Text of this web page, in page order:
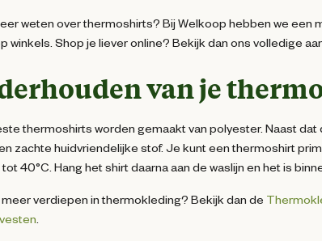
weten over thermoshirts? Bij Welkoop hebben we een
winkels. Shop je liever online? Bekijk dan ons volledige
van je
thermoshirts worden gemaakt van polyester. Naast
zachte huidvriendelijke stof. Je kunt een thermoshirt
40°C. Hang het shirt daarna aan de waslijn en het is
meer verdiepen in thermokleding? Bekijk dan de